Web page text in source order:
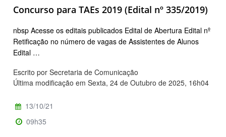
Concurso para TAEs 2019 (Edital nº 335/2019)
nbsp Acesse os editais publicados Edital de Abertura Edital nº
Retificação no número de vagas de Assistentes de Alunos
Edital …
Escrito por Secretaria de Comunicação
Última modificação em Sexta, 24 de Outubro de 2025, 16h04
13/10/21
09h35